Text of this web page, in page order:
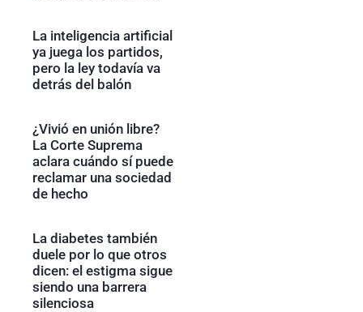
La inteligencia artificial
ya juega los partidos,
pero la ley todavía va
detrás del balón
¿Vivió en unión libre?
La Corte Suprema
aclara cuándo sí puede
reclamar una sociedad
de hecho
La diabetes también
duele por lo que otros
dicen: el estigma sigue
siendo una barrera
silenciosa